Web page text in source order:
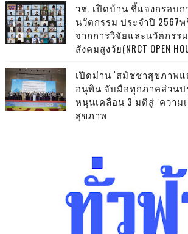
วช. เปิดบ้าน ชี้แจงกรอบก
นวัตกรรม ประจำปี 2567
จากการวิจัยและนวัตกรร
สังคมสูงวัย(NRCT OPEN
เปิดม่าน ‘สมัชชาสุขภาพแ
อนุทิน จับมือทุกภาคส่วน
หนุนเคลื่อน 3 มติสู่ ‘ความ
สุขภาพ